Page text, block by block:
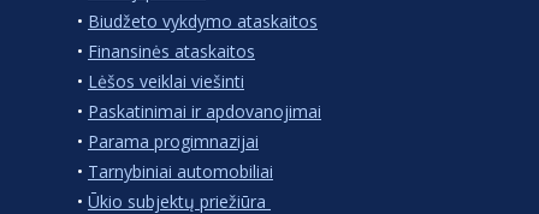
• Biudžeto vykdymo ataskaitos
• Finansinės ataskaitos
• Lėšos veiklai viešinti
• Paskatinimai ir apdovanojimai
• Parama progimnazijai
• Tarnybiniai automobiliai
• Ūkio subjektų priežiūra